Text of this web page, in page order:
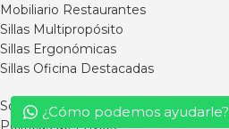
Mobiliario Restaurantes
Sillas Multipropósito
Sillas Ergonómicas
Sillas Oficina Destacadas
Somos MR
Políticas de Envíos
¿Cómo podemos ayudarle?